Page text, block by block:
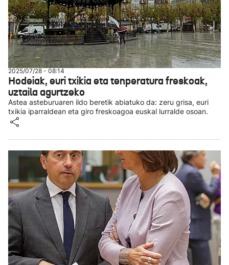
2025/07/28 - 08:14
Hodeiak, euri txikia eta tenperatura freskoak,
uztaila agurtzeko
Astea asteburuaren ildo beretik abiatuko da: zeru grisa, euri
txikia iparraldean eta giro freskoagoa euskal lurralde osoan.